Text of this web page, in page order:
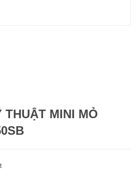
THUẬT MINI MỎ